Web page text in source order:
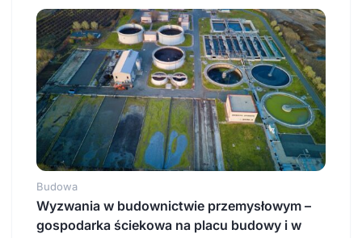
Budowa
Wyzwania w budownictwie przemysłowym –
gospodarka ściekowa na placu budowy i w